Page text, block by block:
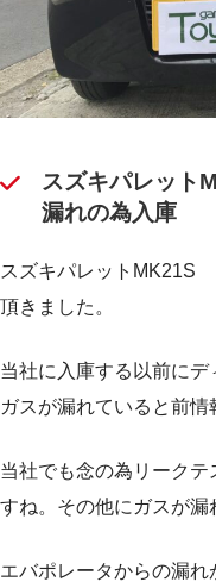
スズキパレット
漏れの為入庫
スズキパレットMK21S
頂きました。
当社に入庫する以前に
ガスが漏れていると前情
当社でも念の為リークテ
すね。その他にガスが漏
エバポレータからの漏